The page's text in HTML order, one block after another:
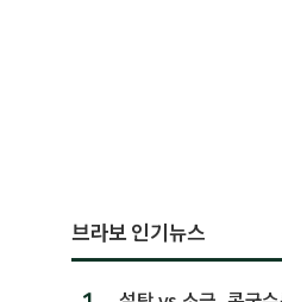
브라보 인기뉴스